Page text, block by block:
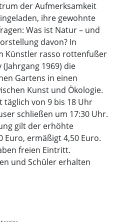
der Aufmerksamkeit
ihre gewohnte
Was ist Natur – und
davon? In
Künstler rasso rottenfußer
1969) die
Gartens in einen
Kunst und Ökologie.
täglich von 9 bis 18 Uhr
schließen um 17:30 Uhr.
gilt der erhöhte
ermäßigt 4,50 Euro.
freien Eintritt.
und Schüler erhalten